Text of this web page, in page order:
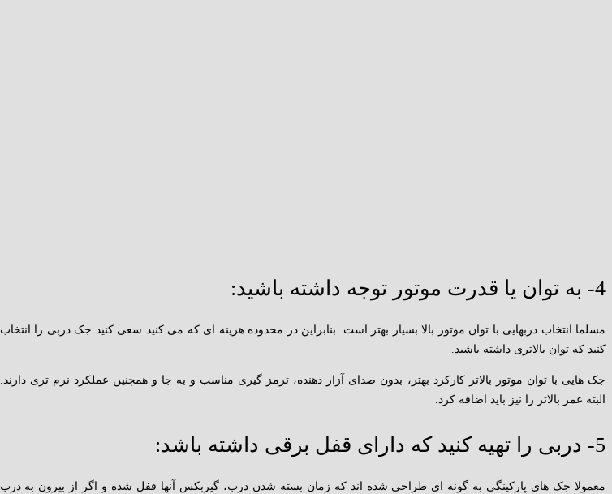
4- به توان یا قدرت موتور توجه داشته باشید:
مسلما انتخاب دربهایی با توان موتور بالا بسیار بهتر است. بنابراین در محدوده هزینه ای که می کنید سعی کنید جک دربی را انتخاب
کنید که توان بالاتری داشته باشید.
جک هایی با توان موتور بالاتر کارکرد بهتر، بدون صدای آزار دهنده، ترمز گیری مناسب و به جا و همچنین عملکرد نرم تری دارند.
البته عمر بالاتر را نیز باید اضافه کرد.
5- دربی را تهیه کنید که دارای قفل برقی داشته باشد:
معمولا جک های پارکینگی به گونه ای طراحی شده اند که زمان بسته شدن درب، گیربکس آنها قفل شده و اگر از بیرون به درب